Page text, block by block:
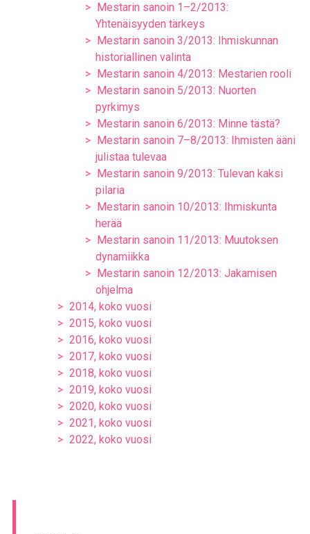
Mestarin sanoin 1–2/2013:
Yhtenäisyyden tärkeys
Mestarin sanoin 3/2013: Ihmiskunnan
historiallinen valinta
Mestarin sanoin 4/2013: Mestarien rooli
Mestarin sanoin 5/2013: Nuorten
pyrkimys
Mestarin sanoin 6/2013: Minne tästä?
Mestarin sanoin 7–8/2013: Ihmisten ääni
julistaa tulevaa
Mestarin sanoin 9/2013: Tulevan kaksi
pilaria
Mestarin sanoin 10/2013: Ihmiskunta
herää
Mestarin sanoin 11/2013: Muutoksen
dynamiikka
Mestarin sanoin 12/2013: Jakamisen
ohjelma
2014, koko vuosi
2015, koko vuosi
2016, koko vuosi
2017, koko vuosi
2018, koko vuosi
2019, koko vuosi
2020, koko vuosi
2021, koko vuosi
2022, koko vuosi